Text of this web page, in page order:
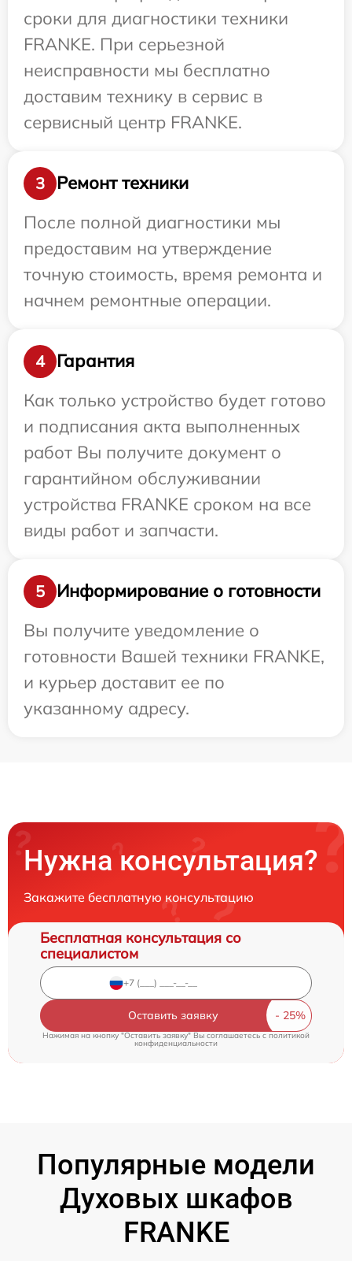
сроки для диагностики техники
FRANKE. При серьезной
неисправности мы бесплатно
доставим технику в сервис в
сервисный центр FRANKE.
3
Ремонт техники
После полной диагностики мы
предоставим на утверждение
точную стоимость, время ремонта и
начнем ремонтные операции.
4
Гарантия
Как только устройство будет готово
и подписания акта выполненных
работ Вы получите документ о
гарантийном обслуживании
устройства FRANKE сроком на все
виды работ и запчасти.
5
Информирование о готовности
Вы получите уведомление о
готовности Вашей техники FRANKE,
и курьер доставит ее по
указанному адресу.
Нужна консультация?
Закажите бесплатную консультацию
Бесплатная консультация со
специалистом
Оставить заявку
Нажимая на кнопку "Оставить заявку" Вы соглашаетесь cполитикой
конфиденциальности
Популярные модели
Духовых шкафов
FRANKE